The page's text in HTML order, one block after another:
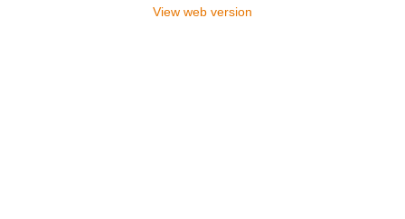
View web version